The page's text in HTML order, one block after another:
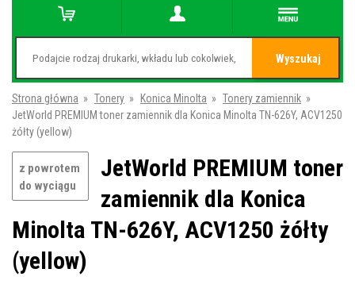
Wyszukaj
Strona główna » Tonery » Konica Minolta » Tonery zamiennik »
JetWorld PREMIUM toner zamiennik dla Konica Minolta TN-626Y, ACV1250
żółty (yellow)
z powrotem
do wyciągu
JetWorld PREMIUM toner
zamiennik dla Konica
Minolta TN-626Y, ACV1250 żółty
(yellow)